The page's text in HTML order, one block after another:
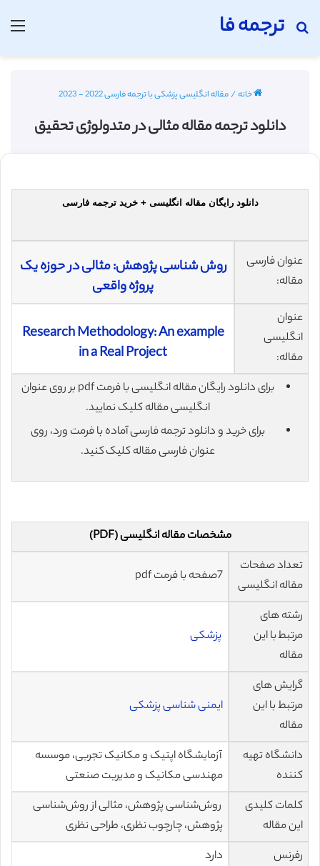
ترجمه فا
جستجو برای
خانه/مقاله انگلیسی پزشکی با ترجمه فارسی 2022 - 2023
دانلود ترجمه مقاله مثالی در متدولوژی تحقیق
دانلود رایگان مقاله انگلیسی + خرید ترجمه فارسی
عنوان فارسی
مقاله:
روش شناسی پژوهش: مثالی در حوزه یک
پروژه واقعی
عنوان
انگلیسی
مقاله:
Research Methodology: An example
in a Real Project
برای دانلود رایگان مقاله انگلیسی با فرمت pdf بر روی عنوان
انگلیسی مقاله کلیک نمایید.
برای خرید و دانلود ترجمه فارسی آماده با فرمت ورد، روی
عنوان فارسی مقاله کلیک کنید.
مشخصات مقاله انگلیسی (PDF)
تعداد صفحات
مقاله انگلیسی
7صفحه با فرمت pdf
رشته های
مرتبط با این
مقاله
پزشکی
گرایش های
مرتبط با این
مقاله
ایمنی شناسی پزشکی
دانشگاه تهیه
کننده
آزمایشگاه اپتیک و مکانیک تجربی، موسسه
مهندسی مکانیک و مدیریت صنعتی
کلمات کلیدی
این مقاله
روش‌شناسی پژوهش، مثالی از روش‌شناسی
پژوهش، چارچوب نظری، طراحی نظری
رفرنس
دارد